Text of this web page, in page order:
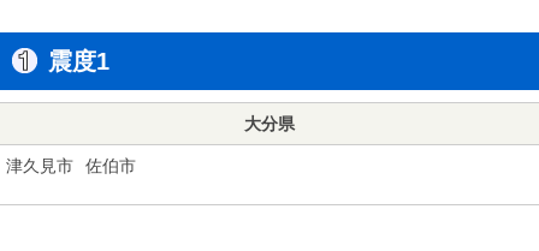
震度1
大分県
津久見市 佐伯市